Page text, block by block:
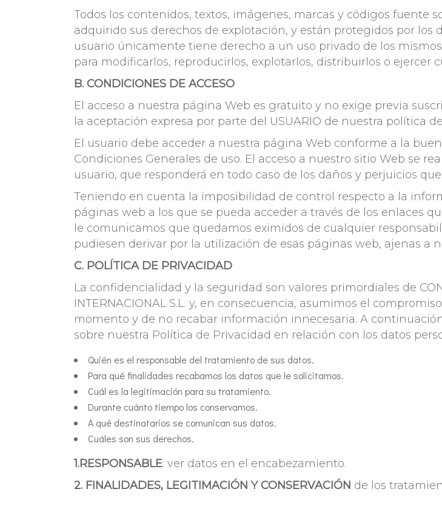
Todos los contenidos, textos, imágenes, marcas y códigos fuente
adquirido sus derechos de explotación, y están protegidos por los
usuario únicamente tiene derecho a un uso privado de los
para modificarlos, reproducirlos, explotarlos, distribuirlos o
B. CONDICIONES DE ACCESO
El acceso a nuestra página Web es gratuito y no exige previa
la aceptación expresa por parte del USUARIO de nuestra política
El usuario debe acceder a nuestra página Web conforme a la
Condiciones Generales de uso. El acceso a nuestro sitio Web se
usuario, que responderá en todo caso de los daños y perjuicios
Teniendo en cuenta la imposibilidad de control respecto a la
páginas web a los que se pueda acceder a través de los enlaces
le comunicamos que quedamos eximidos de cualquier
pudiesen derivar por la utilización de esas páginas web, ajenas a
C. POLÍTICA DE PRIVACIDAD
La confidencialidad y la seguridad son valores primordiales de
INTERNACIONAL S.L. y, en consecuencia, asumimos el
momento y de no recabar información innecesaria. A
sobre nuestra Política de Privacidad en relación con los datos
Quién es el responsable del tratamiento de sus datos.
Para qué finalidades recabamos los datos que le solicitamos.
Cuál es la legitimación para su tratamiento.
Durante cuánto tiempo los conservamos.
A qué destinatarios se comunican sus datos.
Cuáles son sus derechos.
1.RESPONSABLE: ver datos en el encabezamiento.
2. FINALIDADES, LEGITIMACIÓN Y CONSERVACIÓN de los